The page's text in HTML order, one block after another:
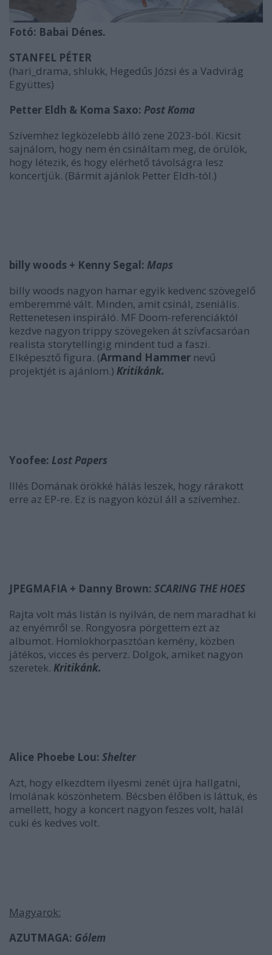
Fotó: Babai Dénes.
STANFEL PÉTER
(hari_drama, shlukk, Hegedűs Józsi és a Vadvirág
Együttes)
Petter Eldh & Koma Saxo: Post Koma
Szívemhez legközelebb álló zene 2023-ból. Kicsit
sajnálom, hogy nem én csináltam meg, de örülök,
hogy létezik, és hogy elérhető távolságra lesz
koncertjük. (Bármit ajánlok Petter Eldh-tól.)
billy woods + Kenny Segal: Maps
billy woods nagyon hamar egyik kedvenc szövegelő
emberemmé vált. Minden, amit csinál, zseniális.
Rettenetesen inspiráló. MF Doom-referenciáktól
kezdve nagyon trippy szövegeken át szívfacsaróan
realista storytellingig mindent tud a faszi.
Elképesztő figura. (Armand Hammer nevű
projektjét is ajánlom.) Kritikánk.
Yoofee: Lost Papers
Illés Domának örökké hálás leszek, hogy rárakott
erre az EP-re. Ez is nagyon közül áll a szívemhez.
JPEGMAFIA + Danny Brown: SCARING THE HOES
Rajta volt más listán is nyilván, de nem maradhat ki
az enyémről se. Rongyosra pörgettem ezt az
albumot. Homlokhorpasztóan kemény, közben
játékos, vicces és perverz. Dolgok, amiket nagyon
szeretek. Kritikánk.
Alice Phoebe Lou: Shelter
Azt, hogy elkezdtem ilyesmi zenét újra hallgatni,
Imolának köszönhetem. Bécsben élőben is láttuk, és
amellett, hogy a koncert nagyon feszes volt, halál
cuki és kedves volt.
Magyarok:
AZUTMAGA: Gólem